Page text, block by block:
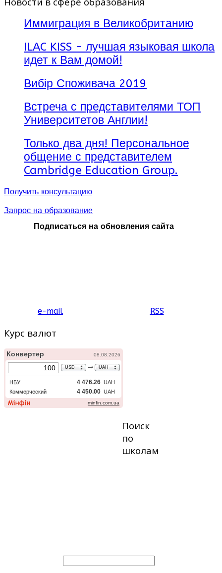
севере и пляжи цвета
шампанского на южном
побережье. Откройте
страна гармонирует
историческое прошлое и
современным мир, как
соборы соседствуют с
и гордыми развалинами
Римских и Мавританских
городов.
Enforex- 24 центра
испанского языка в Испании
и Латинской Америке. 20
программ обучения
испанскому языку для всех
Иммиграция в Великобританию
ILAC KISS - лучшая языковая школа
идет к Вам домой!
Вибір Споживача 2019
Встреча с представителями ТОП
Университетов Англии!
Только два дня! Персональное
общение с представителем
Cambridge Education Group.
Получить консультацию
Запрос на образование
Подписаться на обновления сайта
e-mail RSS
Курс валют
Поиск
по
школам